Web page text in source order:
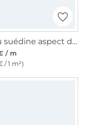
Tissu suédine aspect daim nubuck, beige
/ m
/ 1 m²)